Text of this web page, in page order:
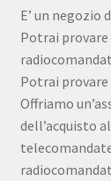
E’ un
Potrai
Potrai
Offriamo
dell’acquisto